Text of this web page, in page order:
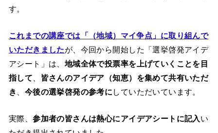
す。
これまでの講座では「（地域）マイ争点」に取り組んで
いただきましたが、今回から開始した「選挙啓発アイデ
アシート」は、 地域全体で投票率を上げていくことを目
指して
皆さんのアイデア（知恵）を集めて共有いただ
き
今後の選挙啓発の参考に していただいています。
実際、参加者の皆さんは熱心にアイデアシートに記入 い